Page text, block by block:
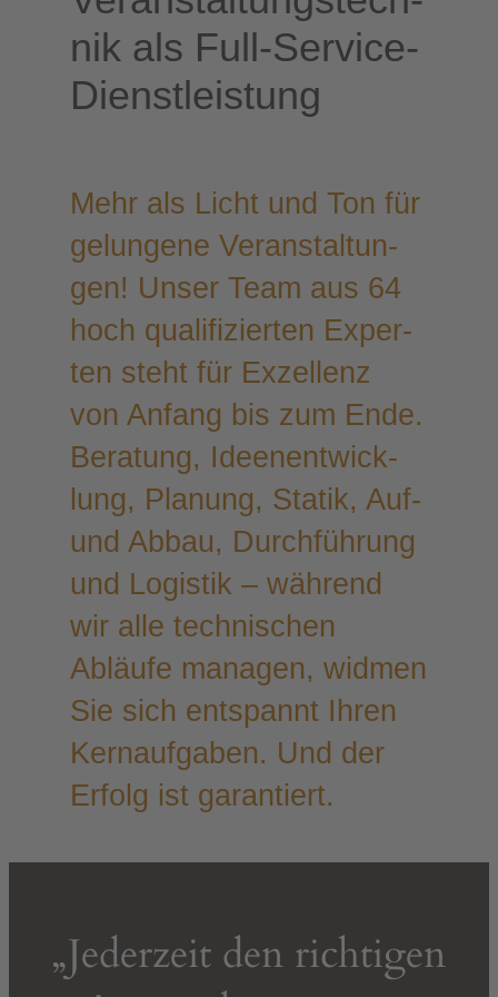
nik als Full-Service-
Dienstleistung
Mehr als Licht und Ton für
gelun­ge­ne Ver­an­stal­tun­
gen! Unser Team aus 64
hoch qua­li­fi­zier­ten Exper­
ten steht für Exzel­lenz
von Anfang bis zum Ende.
Bera­tung, Ideen­ent­wick­
lung, Pla­nung, Sta­tik, Auf-
und Abbau, Durch­füh­rung
und Logis­tik – wäh­rend
wir alle tech­ni­schen
Abläu­fe mana­gen, wid­men
Sie sich ent­spannt Ihren
Kern­auf­ga­ben. Und der
Erfolg ist garantiert.
„Jeder­zeit den rich­ti­gen